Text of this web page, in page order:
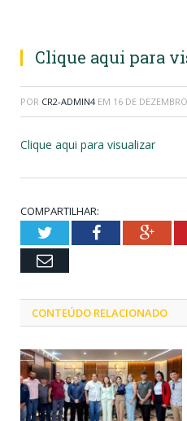
Clique aqui para
POR CR2-ADMIN4 EM 16 DE
Clique aqui para visualizar
COMPARTILHAR:
TwitterFacebook
Email
CONTEÚDO RELACIONADO